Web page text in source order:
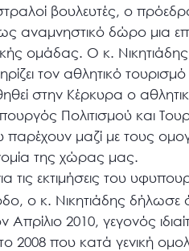
βουλευτές, ο
αναμνηστικό δώρο μια
ομάδας. Ο κ.
τον αθλητικό
στην Κέρκυρα ο
Πολιτισμού και
μαζί με τους
της χώρας μας.
εκτιμήσεις του
ο κ. Νικητιάδης δήλωσε
2010, γεγονός
το 2008 που κατά γενική